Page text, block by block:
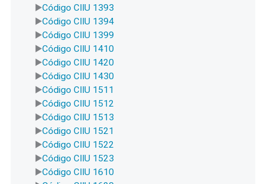
Código CIIU 1393
Código CIIU 1394
Código CIIU 1399
Código CIIU 1410
Código CIIU 1420
Código CIIU 1430
Código CIIU 1511
Código CIIU 1512
Código CIIU 1513
Código CIIU 1521
Código CIIU 1522
Código CIIU 1523
Código CIIU 1610